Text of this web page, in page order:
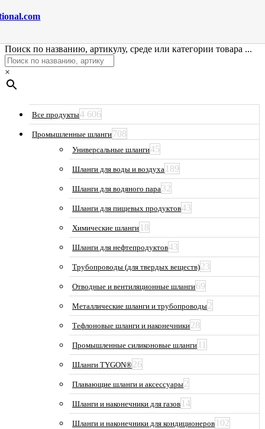
Поиск по названию, артикулу, среде или категории товара ...
×
Все продукты4 606
Промышленные шланги708
Универсальные шланги45
Шланги для воды и воздуха 189
Шланги для водяного пара32
Шланги для пищевых продуктов43
Химические шланги 18
Шланги для нефтепродуктов43
Трубопроводы (для твердых веществ)23
Отводные и вентиляционные шланги69
Металлические шланги и трубопроводы2
Тефлоновые шланги и наконечники28
Промышленные силиконовые шланги 11
Шланги TYGON®26
Плавающие шланги и аксессуары2
Шланги и наконечники для газов 14
Шланги и наконечники для кондиционеров 102